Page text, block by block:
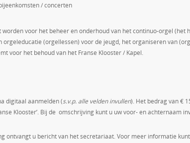
/ concerten
worden voor het beheer en onderhoud van het continuo-orgel
orgeleducatie (orgellessen) voor de jeugd, het organiseren van
voor het behoud van het Franse Klooster / Kapel.
digitaal aanmelden (s.v.p. alle velden invullen). Het bedrag van €
Klooster’. Bij de omschrijving kunt u uw voor- en achternaam
ontvangt u bericht van het secretariaat. Voor meer informatie